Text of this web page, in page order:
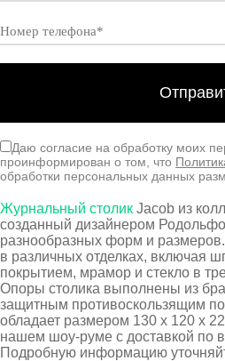
Даю согласие на обработку моих
проинформирован о том, что
обработки персональных данных
Журнальный столик Jacob из
созданный дизайнером
разнообразных форм и
в различных отделках, включая
покрытием, мрамор и стекло в
Опоры столика выполнены из
защитным противоскользящим
обладает размером 130 х 120 х
нашем шоу-руме с доставкой по
Подробную информацию